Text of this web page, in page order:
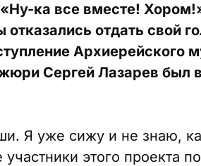
ка все вместе!
отказались отдать свой
Архиерейского
Сергей Лазарев был
Я уже сижу и не знаю,
этого проекта